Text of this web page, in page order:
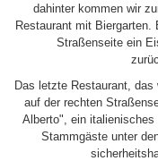
dahinter kommen wir
Restaurant mit Biergarten.
Straßenseite ein
Das letzte Restaurant,
auf der rechten
Alberto", ein
Stammgäste unter